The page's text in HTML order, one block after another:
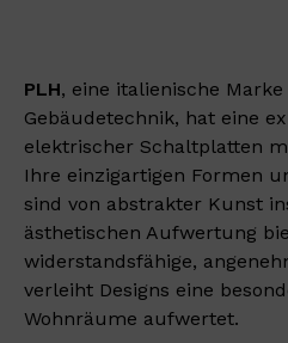
PLH, eine italienische
Gebäudetechnik, hat eine
elektrischer Schaltplatten
Ihre einzigartigen Formen
sind von abstrakter Kunst
ästhetischen Aufwertung
widerstandsfähige,
verleiht Designs eine
Wohnräume aufwertet.